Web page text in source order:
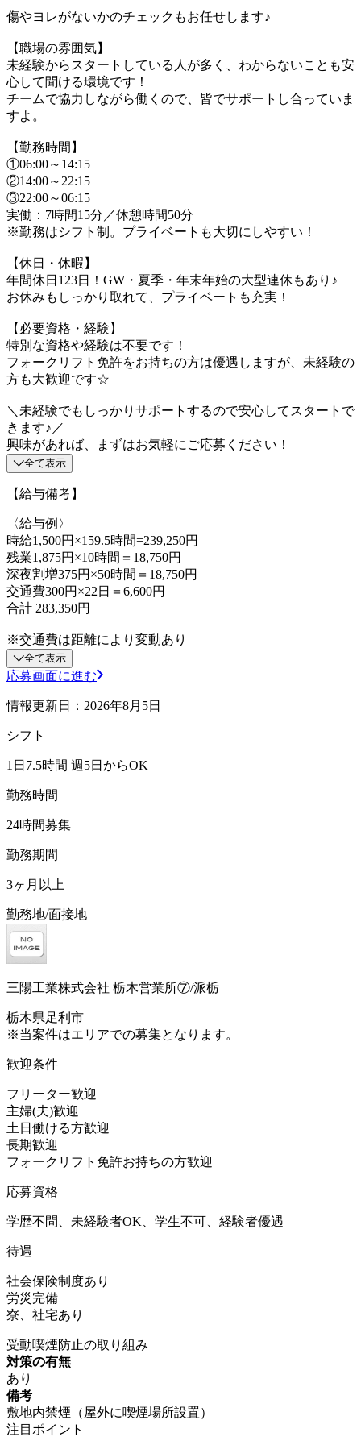
傷やヨレがないかのチェックもお任せします♪
【職場の雰囲気】
未経験からスタートしている人が多く、わからないことも安
心して聞ける環境です！
チームで協力しながら働くので、皆でサポートし合っていま
すよ。
【勤務時間】
①06:00～14:15
②14:00～22:15
③22:00～06:15
実働：7時間15分／休憩時間50分
※勤務はシフト制。プライベートも大切にしやすい！
【休日・休暇】
年間休日123日！GW・夏季・年末年始の大型連休もあり♪
お休みもしっかり取れて、プライベートも充実！
【必要資格・経験】
特別な資格や経験は不要です！
フォークリフト免許をお持ちの方は優遇しますが、未経験の
方も大歓迎です☆
＼未経験でもしっかりサポートするので安心してスタートで
きます♪／
興味があれば、まずはお気軽にご応募ください！
全て表示
【給与備考】
〈給与例〉
時給1,500円×159.5時間=239,250円
残業1,875円×10時間＝18,750円
深夜割増375円×50時間＝18,750円
交通費300円×22日＝6,600円
合計 283,350円
※交通費は距離により変動あり
全て表示
応募画面に進む
情報更新日：2026年8月5日
シフト
1日7.5時間 週5日からOK
勤務時間
24時間募集
勤務期間
3ヶ月以上
勤務地/面接地
三陽工業株式会社 栃木営業所⑦/派栃
栃木県足利市
※当案件はエリアでの募集となります。
歓迎条件
フリーター歓迎
主婦(夫)歓迎
土日働ける方歓迎
長期歓迎
フォークリフト免許お持ちの方歓迎
応募資格
学歴不問、未経験者OK、学生不可、経験者優遇
待遇
社会保険制度あり
労災完備
寮、社宅あり
受動喫煙防止の取り組み
対策の有無
あり
備考
敷地内禁煙（屋外に喫煙場所設置）
注目ポイント